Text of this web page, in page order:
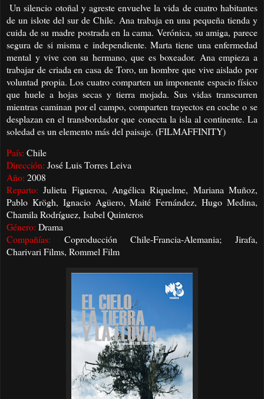
Un silencio otoñal y agreste envuelve la vida de cuatro habitantes
de un islote del sur de Chile. Ana trabaja en una pequeña tienda y
cuida de su madre postrada en la cama. Verónica, su amiga, parece
segura de si misma e independiente. Marta tiene una enfermedad
mental y vive con su hermano, que es boxeador. Ana empieza a
trabajar de criada en casa de Toro, un hombre que vive aislado por
voluntad propia. Los cuatro comparten un imponente espacio físico
que huele a hojas secas y tierra mojada. Sus vidas transcurren
mientras caminan por el campo, comparten trayectos en coche o se
desplazan en el transbordador que conecta la isla al continente. La
soledad es un elemento más del paisaje. (FILMAFFINITY)
País: Chile
Dirección: José Luis Torres Leiva
Año: 2008
Reparto: Julieta Figueroa, Angélica Riquelme, Mariana Muñoz,
Pablo Krögh, Ignacio Agüero, Maité Fernández, Hugo Medina,
Chamila Rodríguez, Isabel Quinteros
Género: Drama
Compañías: Coproducción Chile-Francia-Alemania; Jirafa,
Charivari Films, Rommel Film